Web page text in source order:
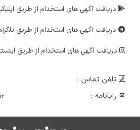
دریافت آگهی های استخدام از طریق
دریافت آگهی های استخدام از طریق
دریافت آگهی های استخدام از طریق
تلفن تماس :
رایانامه :